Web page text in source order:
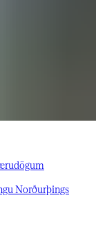
Norðurþings